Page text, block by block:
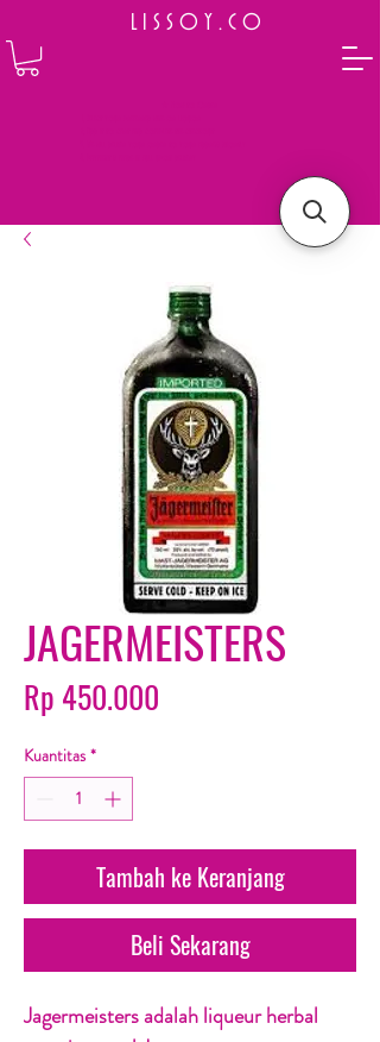
L I S S O Y . C O
JAGERMEISTERS
Rp 450.000
Kuantitas *
Tambah ke Keranjang
Beli Sekarang
Jagermeisters adalah liqueur herbal